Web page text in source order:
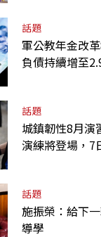
話題
軍公教年金改
負債持續增至
話題
城鎮韌性8月演
演練將登場，7
話題
施振榮：給下
導學